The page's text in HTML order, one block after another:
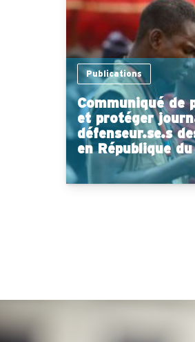
Publications
Communiqué de
et protéger
défenseur.se.s
en République